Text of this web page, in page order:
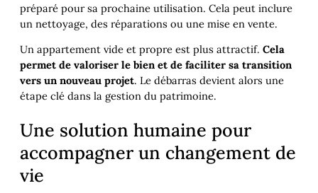
préparé pour sa prochaine utilisation. Cela peut inclure
un nettoyage, des réparations ou une mise en vente.
Un appartement vide et propre est plus attractif. Cela
permet de valoriser le bien et de faciliter sa transition
vers un nouveau projet. Le débarras devient alors une
étape clé dans la gestion du patrimoine.
Une solution humaine pour
accompagner un changement de
vie